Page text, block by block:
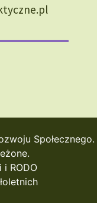
Społecznego.
RODO